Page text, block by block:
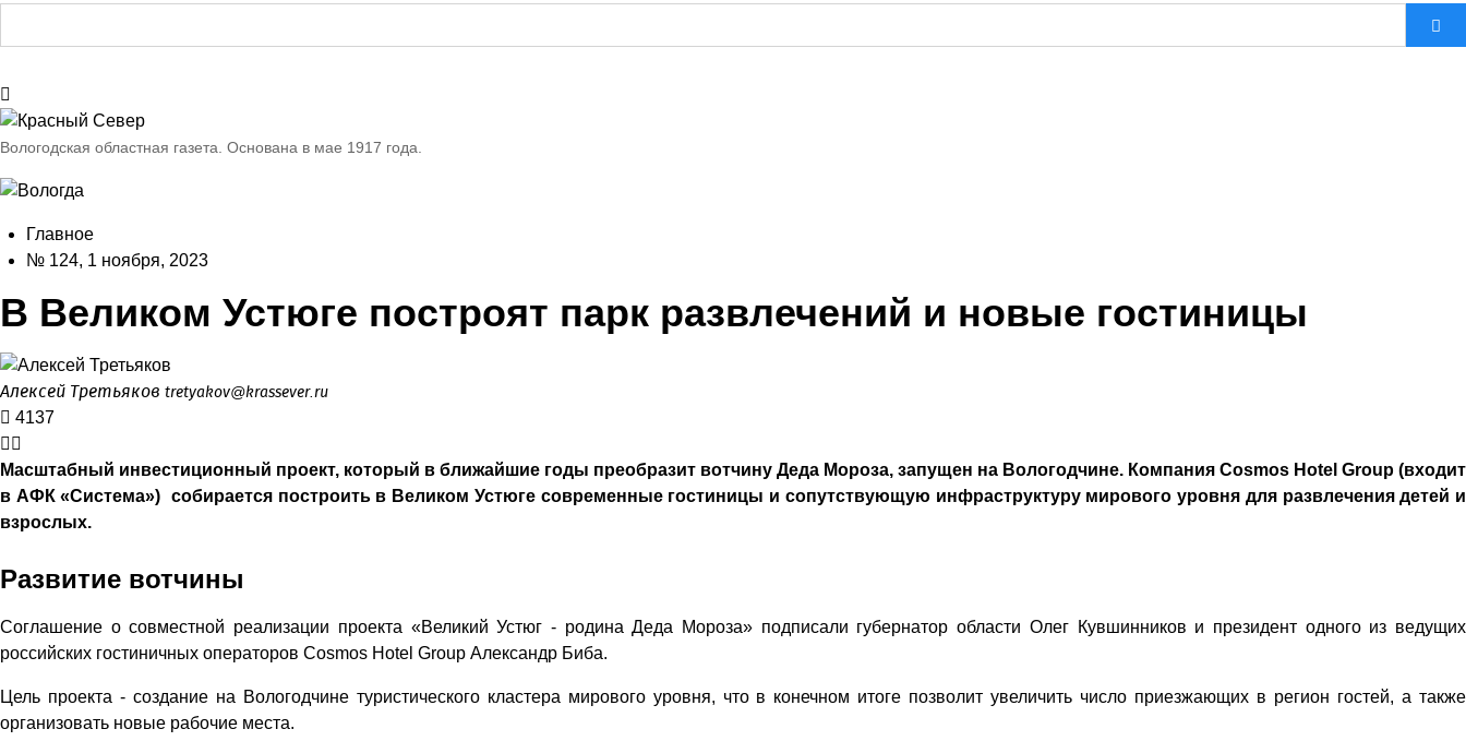
Вологодская областная газета. Основана в мае 1917 года.
Главное
№ 124, 1 ноября, 2023
В Великом Устюге построят парк развлечений и новые гостиницы
Алексей Третьяков tretyakov@krassever.ru
4137
Масштабный инвестиционный проект, который в ближайшие годы преобразит вотчину Деда Мороза, запущен на Вологодчине. Компания Cosmos Hotel Group (входит
в АФК «Система») собирается построить в Великом Устюге современные гостиницы и сопутствующую инфраструктуру мирового уровня для развлечения детей и
взрослых.
Развитие вотчины
Соглашение о совместной реализации проекта «Великий Устюг - родина Деда Мороза» подписали губернатор области Олег Кувшинников и президент одного из ведущих
российских гостиничных операторов Cosmos Hotel Group Александр Биба.
Цель проекта - создание на Вологодчине туристического кластера мирового уровня, что в конечном итоге позволит увеличить число приезжающих в регион гостей, а также
организовать новые рабочие места.